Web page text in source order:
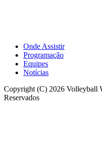
Onde Assistir
Programação
Equipes
Notícias
Copyright (C) 2026 Volleyball
Reservados